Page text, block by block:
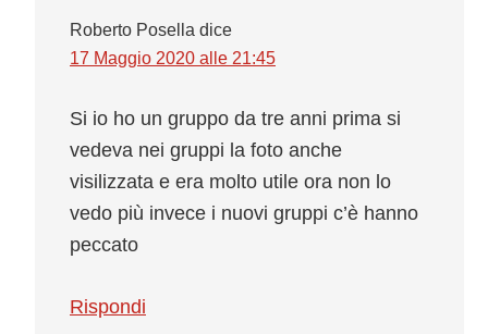
lettore
Roberto Posella dice
17 Maggio 2020 alle 21:45
Si io ho un gruppo da tre anni prima si
vedeva nei gruppi la foto anche
visilizzata e era molto utile ora non lo
vedo più invece i nuovi gruppi c’è hanno
peccato
Rispondi